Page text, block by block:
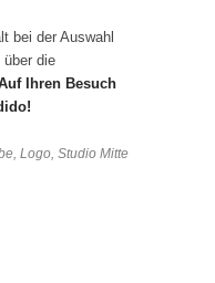
bei der Auswahl
über die
Ihren Besuch
, Logo, Studio Mitte